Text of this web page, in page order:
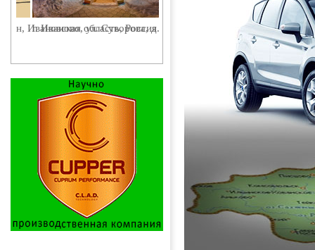
г. Иваново, ул. Суворова, д. 42